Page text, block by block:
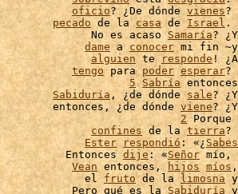
oficio? ¿De dónde vienes?
| pecado de la casa de Israel .
No es acaso Samaría?
| dame a conocer mi fin
| alguien te responde!
tengo para poder esperar?
5 Sabría
| Sabiduría , ¿de dónde sale?
|        entonces, ¿de dónde viene?
| 2 Porque
| confines de la tierra?
Ester respondió : «¿ Sabes
|          Entonces dije : «Señor mío,
| Vean entonces, hijos míos
el fruto de la limosna
Pero qué es la Sabiduría